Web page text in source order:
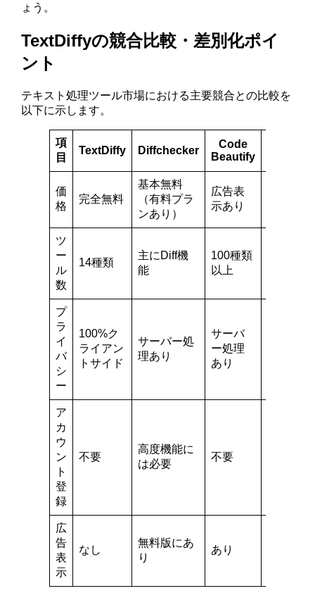
ょう。
TextDiffyの競合比較・差別化ポイ
ント
テキスト処理ツール市場における主要競合との比較を
以下に示します。
項
目
TextDiffy Diffchecker
Code
Beautify
価
格
完全無料
基本無料
（有料プラ
ンあり）
広告表
示あり
ツ
ー
ル
数
14種類
主にDiff機
能
100種類
以上
プ
ラ
イ
バ
シ
ー
100%ク
ライアン
トサイド
サーバー処
理あり
サーバ
ー処理
あり
ア
カ
ウ
ン
ト
登
録
不要
高度機能に
は必要
不要
広
告
表
示
なし
無料版にあ
り
あり